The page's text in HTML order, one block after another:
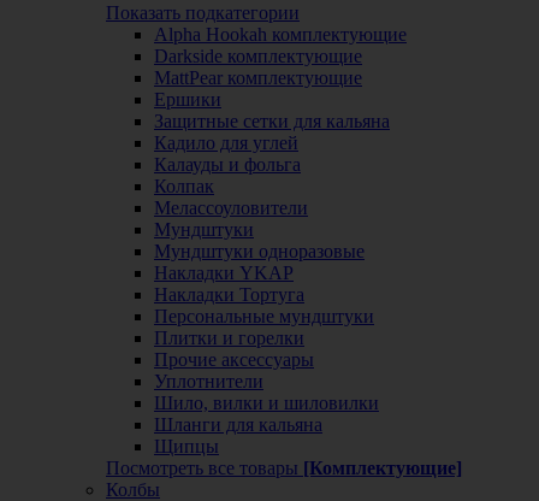
Показать подкатегории
Alpha Hookah комплектующие
Darkside комплектующие
MattPear комплектующие
Ершики
Защитные сетки для кальяна
Кадило для углей
Калауды и фольга
Колпак
Мелассоуловители
Мундштуки
Мундштуки одноразовые
Накладки YKAP
Накладки Тортуга
Персональные мундштуки
Плитки и горелки
Прочие аксессуары
Уплотнители
Шило, вилки и шиловилки
Шланги для кальяна
Щипцы
Посмотреть все товары [Комплектующие]
Колбы